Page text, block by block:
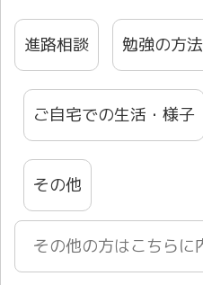
進路相談 勉強の方法
ご自宅での生活・様子
その他